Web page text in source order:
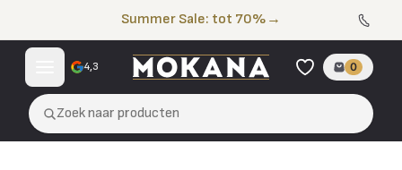
Summer Sale: tot 70% →
4,3 0
Zoek naar producten